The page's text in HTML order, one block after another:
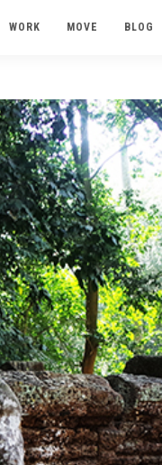
WORK MOVE BLOG